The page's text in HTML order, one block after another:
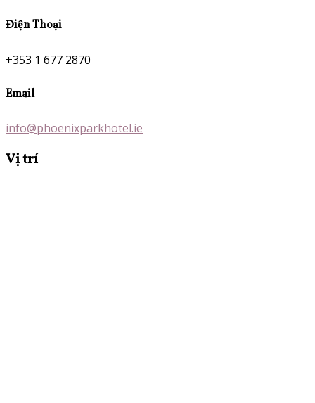
Điện Thoại
+353 1 677 2870
Email
info@phoenixparkhotel.ie
Vị trí